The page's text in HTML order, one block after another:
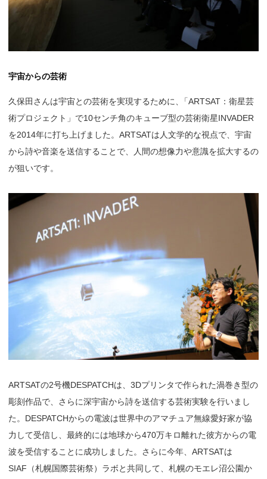
宇宙からの芸術
久保田さんは宇宙との芸術を実現するために
「ARTSAT：衛星芸
術プロジェクト」で10センチ角のキューブ型の芸術衛星INVADER
を2014年に打ち上げました。ARTSATは人文学的な視点で、宇宙
から詩や音楽を送信することで、人間の想像力や意識を拡大するの
が狙いです。
ARTSATの2号機DESPATCHは、3Dプリンタで作られた渦巻き型の
彫刻作品で、さらに深宇宙から詩を送信する芸術実験を行いまし
た。DESPATCHからの電波は世界中のアマチュア無線愛好家が協
力して受信し、最終的には地球から470万キロ離れた彼方からの電
波を受信することに成功しました。さらに今年、ARTSATは
SIAF（札幌国際芸術祭）ラボと共同して、札幌のモエレ沼公園か